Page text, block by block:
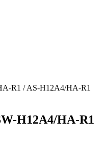
R1 / AS-H12A4/HA-R1
H12A4/HA-R1